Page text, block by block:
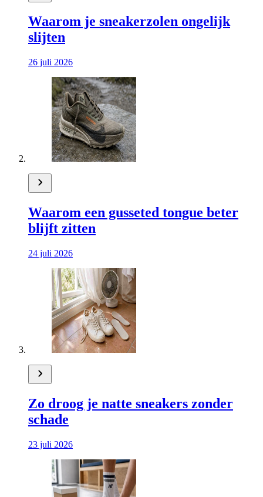
Waarom je sneakerzolen ongelijk
slijten
26 juli 2026
Waarom een gusseted tongue beter
blijft zitten
24 juli 2026
Zo droog je natte sneakers zonder
schade
23 juli 2026